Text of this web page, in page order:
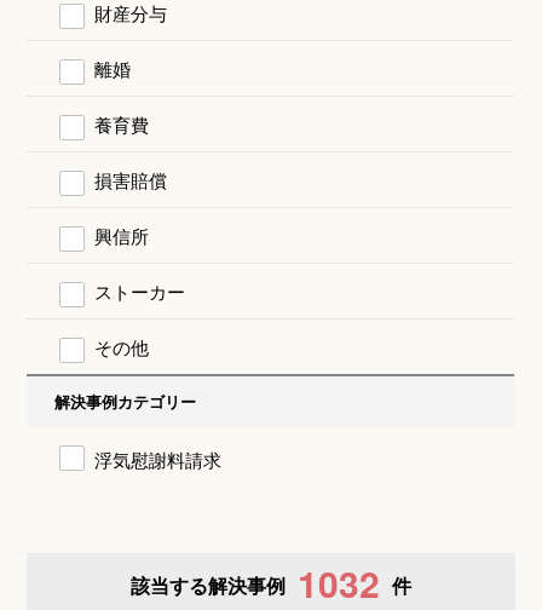
財産分与
離婚
養育費
損害賠償
興信所
ストーカー
その他
解決事例カテゴリー
浮気慰謝料請求
該当する解決事例 1032 件